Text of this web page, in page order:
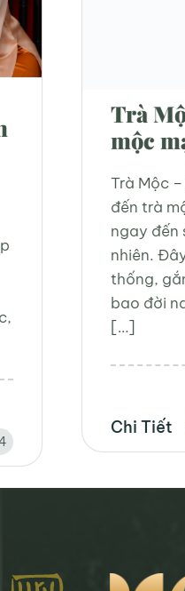
Trà Mộc –
mộc mạc
Trà Mộc – Tinh
đến trà mộc,
ngay đến sự
nhiên. Đây là
thống, gắn bó
bao đời nay. Tuy
Chi Tiết